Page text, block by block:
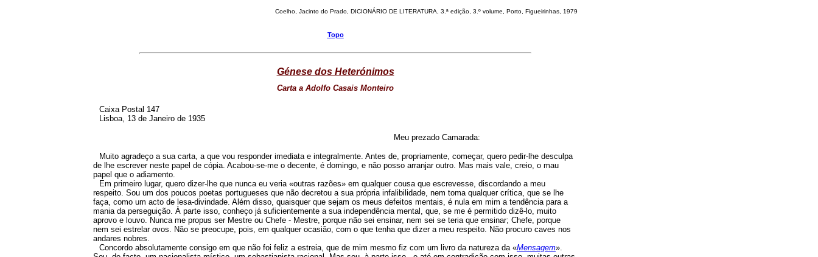
Coelho, Jacinto do Prado, DICIONÁRIO DE LITERATURA, 3.ª edição, 3.º volume, Porto, Figueirinhas, 1979
Topo
Génese dos Heterónimos
Carta a Adolfo Casais Monteiro
Caixa Postal 147
Lisboa, 13 de Janeiro de 1935
Meu prezado Camarada:
Muito agradeço a sua carta, a que vou responder imediata e integralmente. Antes de, propriamente, começar, quero pedir-lhe desculpa
de lhe escrever neste papel de cópia. Acabou-se-me o decente, é domingo, e não posso arranjar outro. Mas mais vale, creio, o mau
papel que o adiamento.
Em primeiro lugar, quero dizer-lhe que nunca eu veria «outras razões» em qualquer cousa que escrevesse, discordando a meu
respeito. Sou um dos poucos poetas portugueses que não decretou a sua própria infalibilidade, nem toma qualquer crítica, que se lhe
faça, como um acto de lesa-divindade. Além disso, quaisquer que sejam os meus defeitos mentais, é nula em mim a tendência para a
mania da perseguição. À parte isso, conheço já suficientemente a sua independência mental, que, se me é permitido dizê-lo, muito
aprovo e louvo. Nunca me propus ser Mestre ou Chefe - Mestre, porque não sei ensinar, nem sei se teria que ensinar; Chefe, porque
nem sei estrelar ovos. Não se preocupe, pois, em qualquer ocasião, com o que tenha que dizer a meu respeito. Não procuro caves nos
andares nobres.
Concordo absolutamente consigo em que não foi feliz a estreia, que de mim mesmo fiz com um livro da natureza da «Mensagem».